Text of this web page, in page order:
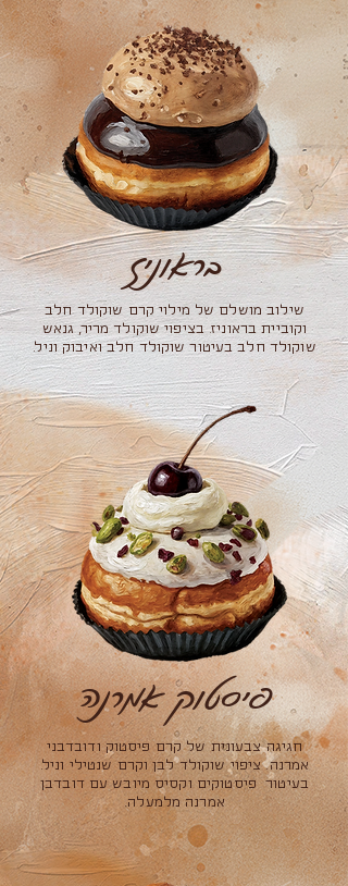
בראוניז
שילוב מושלם של מילוי קרם שוקולד חלב
וקוביית בראוניז. בציפוי שוקולד מריר, גנאש
שוקולד חלב בעיטור שוקולד חלב ואיבוק וניל.
פיסטוק אמרנה
חגיגה צבעונית של קרם פיסטוק ודובדבני
אמרנה. ציפוי שוקולד לבן וקרם שנטילי וניל.
בעיטור פיסטוקים וקסיס מיובש עם דובדבן
אמרנה מלמעלה.